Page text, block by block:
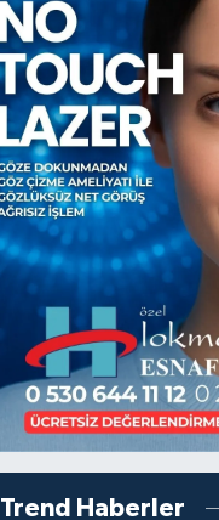
Trend Haberler